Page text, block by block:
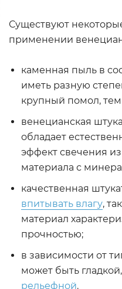
Существуют
применении
каменная пыль в
иметь разную
крупный помол,
венецианская
обладает
эффект свечения
материала с
качественная
впитывать влагу,
материал
прочностью;
в зависимости от
может быть
рельефной.